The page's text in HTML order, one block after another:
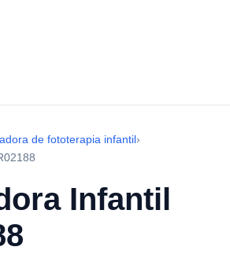
de fototerapia infantil›
Infantil